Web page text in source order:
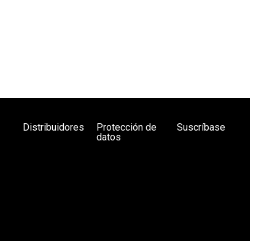
Distribuidores
Protección de
datos
Suscríbase